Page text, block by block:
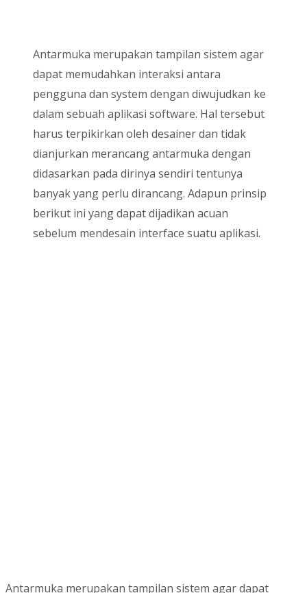
Antarmuka merupakan tampilan sistem agar
dapat memudahkan interaksi antara
pengguna dan system dengan diwujudkan ke
dalam sebuah aplikasi software. Hal tersebut
harus terpikirkan oleh desainer dan tidak
dianjurkan merancang antarmuka dengan
didasarkan pada dirinya sendiri tentunya
banyak yang perlu dirancang. Adapun prinsip
berikut ini yang dapat dijadikan acuan
sebelum mendesain interface suatu aplikasi.
Antarmuka merupakan tampilan sistem agar dapat